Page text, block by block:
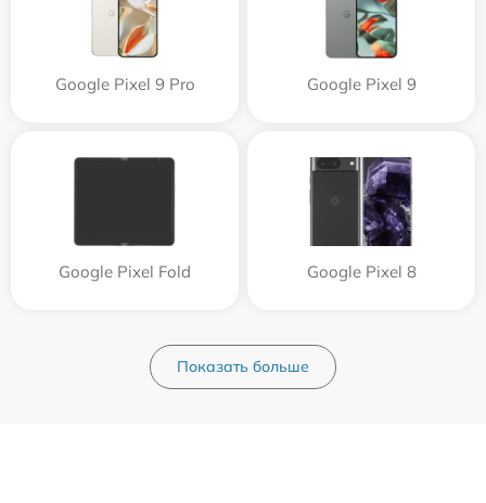
Google Pixel 9 Pro Google Pixel 9
Google Pixel Fold Google Pixel 8
Показать больше